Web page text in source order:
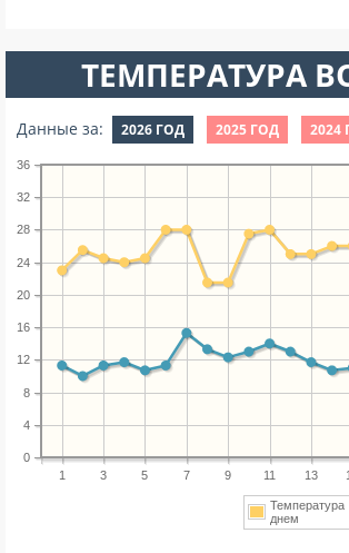
ТЕМПЕРАТУРА
Данные за: 2026 ГОД 2025 ГОД 2024
1 3 5 7 9 11 13
0
4
8
12
16
20
24
28
32
36
Температура
днем